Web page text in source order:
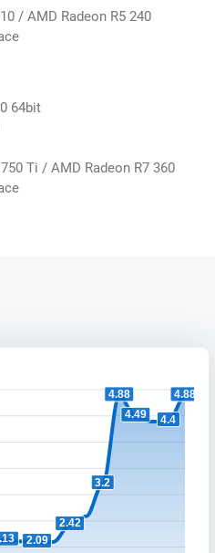
/ AMD Radeon R5 240
64bit
Ti / AMD Radeon R7 360
2.09
2.42
3.2
4.88
4.49
4.4
4.88